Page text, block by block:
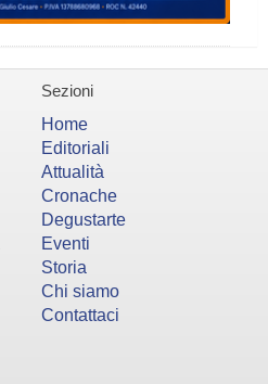
Sezioni
Home
Editoriali
Attualità
Cronache
Degustarte
Eventi
Storia
Chi siamo
Contattaci